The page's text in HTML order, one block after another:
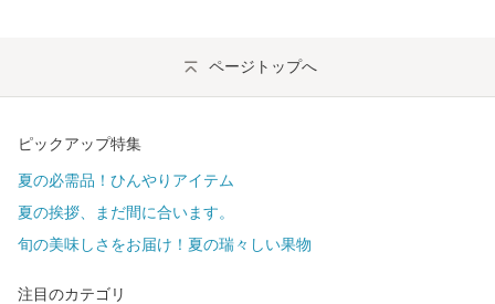
ページトップへ
ピックアップ特集
夏の必需品！ひんやりアイテム
夏の挨拶、まだ間に合います。
旬の美味しさをお届け！夏の瑞々しい果物
注目のカテゴリ